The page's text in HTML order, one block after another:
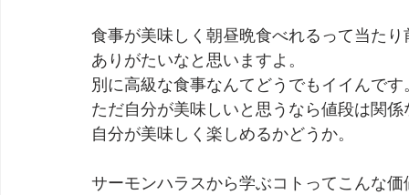
食事が美味しく朝昼晩食べれるって当た
ありがたいなと思いますよ。
別に高級な食事なんてどうでもイイんです
ただ自分が美味しいと思うなら値段は関
自分が美味しく楽しめるかどうか。
サーモンハラスから学ぶコトってこんな